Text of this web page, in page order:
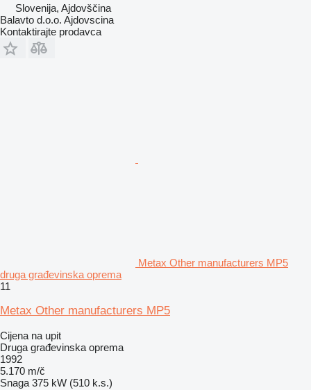
Slovenija, Ajdovščina
Balavto d.o.o. Ajdovscina
Kontaktirajte prodavca
Metax Other manufacturers MP5
druga građevinska oprema
11
Metax Other manufacturers MP5
Cijena na upit
Druga građevinska oprema
1992
5.170 m/č
Snaga 375 kW (510 k.s.)